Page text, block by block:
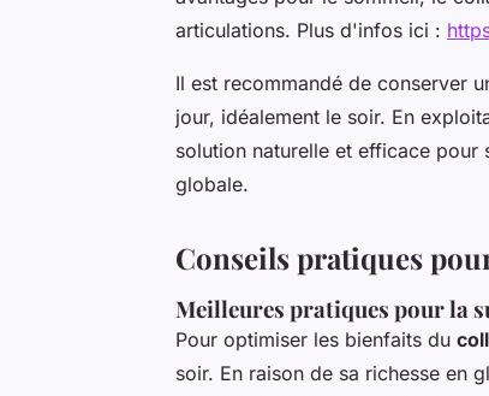
articulations. Plus d'infos ici :
Il est recommandé de conserver
jour, idéalement le soir. En
solution naturelle et efficace pour
globale.
Conseils pratiques
Meilleures pratiques pour la
Pour optimiser les bienfaits du
soir. En raison de sa richesse en